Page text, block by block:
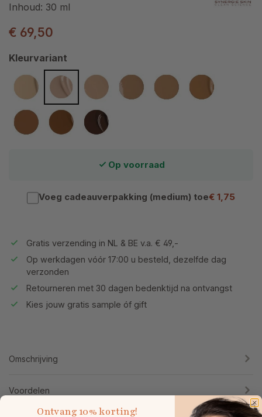
Inhoud: 30 ml
€ 69,50
Selecteer
Kleurvariant
EV10 EV20 EV30 EV40 EV50 EV60
EV70 EV80 EV90
Op voorraad
Voeg cadeauverpakking (medium) toe€ 1,75
Gratis verzending in NL & BE v.a. € 49,-
Op werkdagen vóór 17:00 u besteld, dezelfde dag
verzonden
Retourneren met 30 dagen bedenktijd na ontvangst
Kies jouw gratis sample óf gift
Omschrijving
Voordelen
Ontvang 10% korting!